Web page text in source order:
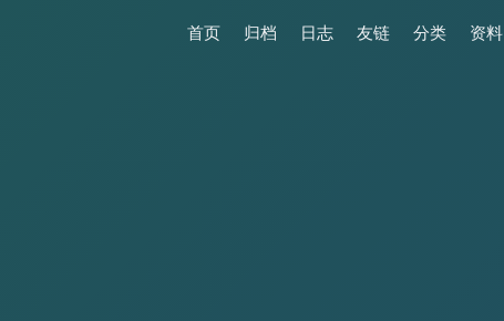
首页 归档 日志 友链 分类 资料